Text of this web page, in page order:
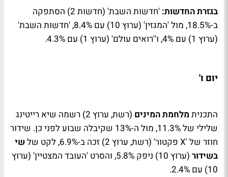
בגזרת החדשות:
'חדשות השבת' (חדשות 2) הסתפקה
ב-18.5%, מול 'המגזין' (ערוץ 10) עם 8.4%, 'חדשות השבת'
(ערוץ 1) עם 4%, ו''רואים עולם' (ערוץ 1) עם 4.3%.
יום ו'
התכנית מלחמת המינים
(רשת, ערוץ 2) רשמה שיא רייטינג
שלילי של 11.3%, מול ה-13% שקיבלה שבוע לפני כן. שידור
חוזר של 'X פקטור' (רשת, ערוץ 2) זכה ב-6.9%, לקט של
שי
בשידור
(ערוץ 10) ניפק 5.8%, והסרט 'העובד המצטיין' (ערוץ
10) עם 2.4%.